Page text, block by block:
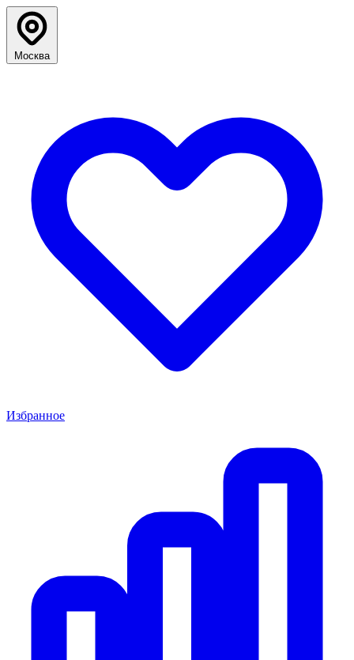
Москва
Избранное